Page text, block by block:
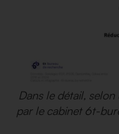
Dans le détail,
par le cabinet 6t-